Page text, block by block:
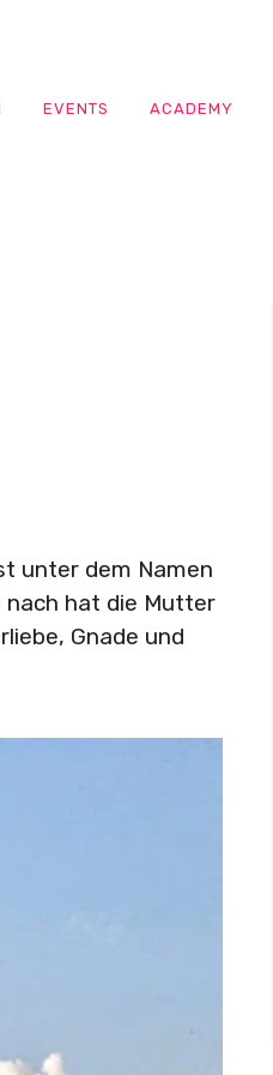
EVENTS ACADEMY
unter dem Namen
nach hat die Mutter
Gnade und